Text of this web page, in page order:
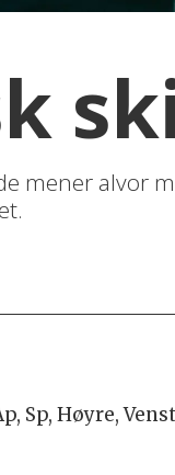
mener alvor
Sp, Høyre,